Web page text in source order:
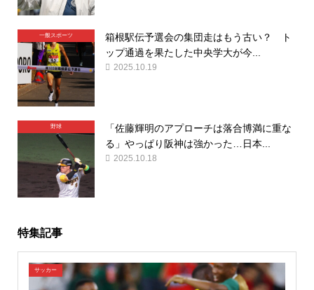
一般スポーツ
箱根駅伝予選会の集団走はもう古い？ ト
ップ通過を果たした中央学大が今...
2025.10.19
野球
「佐藤輝明のアプローチは落合博満に重な
る」やっぱり阪神は強かった…日本...
2025.10.18
特集記事
サッカー